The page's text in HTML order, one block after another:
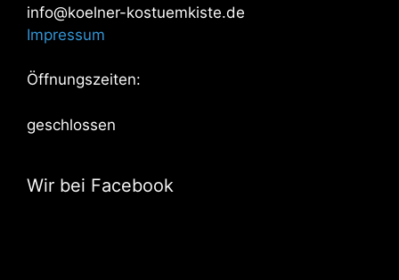
info@koelner-kostuemkiste.de
Impressum
Öffnungszeiten:
geschlossen
Wir bei Facebook